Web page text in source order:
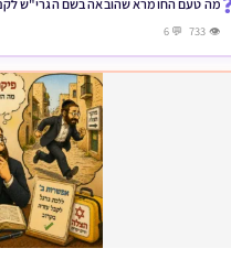
מה טעם החומרא שהובאה בשם הגרי"ש
👁 733 💬 6